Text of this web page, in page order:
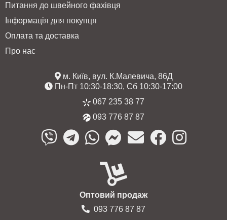
Питання до швейного фахівця
Інформація для покупця
Оплата та доставка
Про нас
м. Київ, вул. К.Малевича, 86Д
Пн-Пт 10:30-18:30, Сб 10:30-17:00
067 235 38 77
093 776 87 87
Оптовий продаж
093 776 87 87